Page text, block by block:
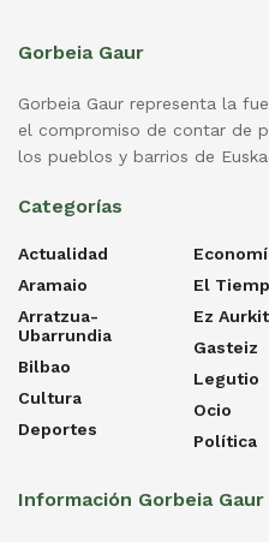
Gorbeia Gaur
Gorbeia Gaur representa la
el compromiso de contar de
los pueblos y barrios de
Categorías
Actualidad
Aramaio
Arratzua-
Ubarrundia
Bilbao
Cultura
Deportes
El
Ez
Gasteiz
Legutio
Ocio
Política
Información Gorbeia Gaur